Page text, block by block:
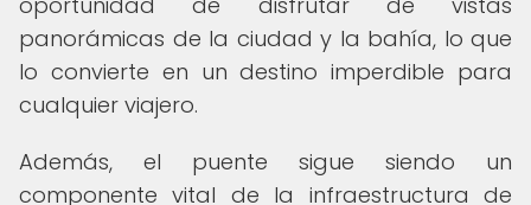
panorámicas de la ciudad y la bahía, lo que
lo convierte en un destino imperdible para
cualquier viajero.
Además, el puente sigue siendo un
componente vital de la infraestructura de